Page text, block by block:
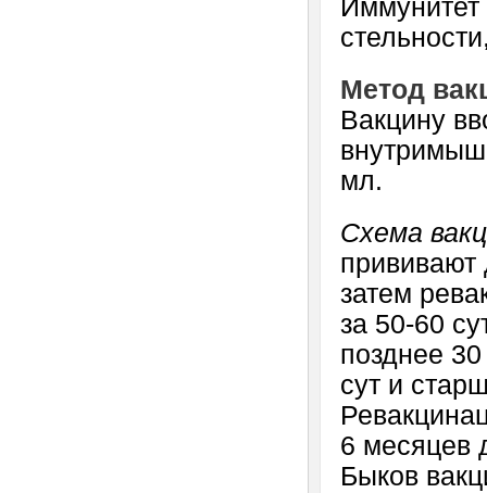
Иммунитет
Метод
Вакцину
мл.
Схема
затем
за 50-60
позднее
сут и
6 месяцев
Быков